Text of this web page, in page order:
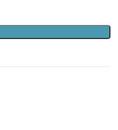
Podkład B3 CHEMIA
19,99zł